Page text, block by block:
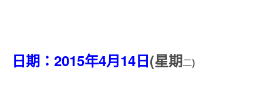
日期：2015年4月14日(星期二)